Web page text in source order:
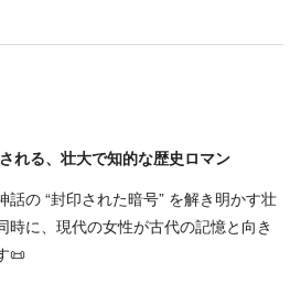
れる、壮大で知的な歴史ロマン
話の “封印された暗号” を解き明かす壮
時に、現代の女性が古代の記憶と向き
📜